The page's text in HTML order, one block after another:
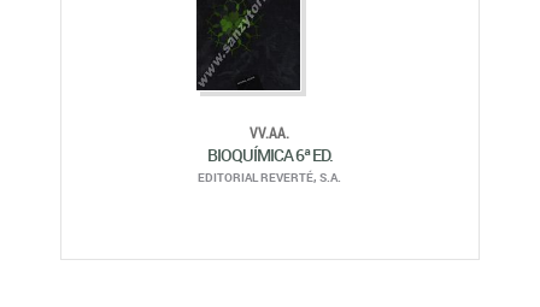
VV.AA.
BIOQUÍMICA 6ª ED.
EDITORIAL REVERTÉ, S.A.